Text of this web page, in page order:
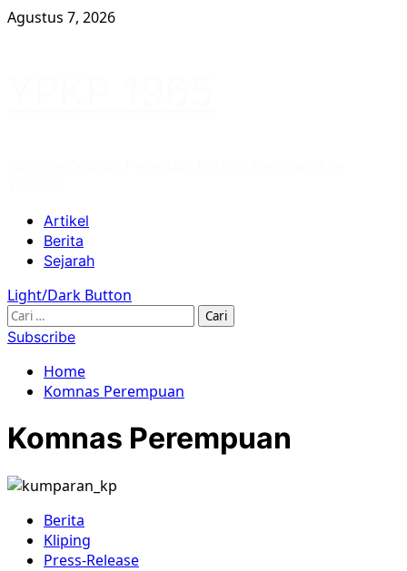
Skip
Agustus 7, 2026
Primary
Menu
Artikel
Berita
Sejarah
Light/Dark Button
Cari
untuk:
Subscribe
Home
Komnas Perempuan
Komnas Perempuan
Berita
Kliping
Press-Release